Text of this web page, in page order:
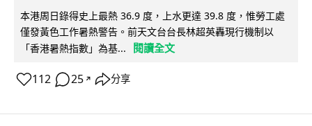
本港周日錄得史上最熱 36.9 度，上水更達 39.8 度，惟勞工處
僅發黃色工作暑熱警告。前天文台台長林超英轟現行機制以
「香港暑熱指數」為基...
閱讀全文
112 25 ↗ 分享